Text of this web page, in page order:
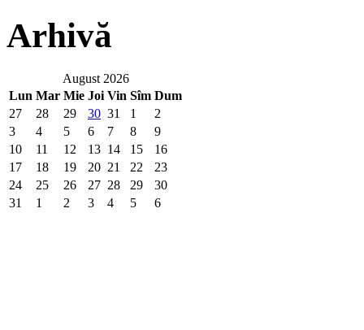
Arhivă
August 2026
Lun Mar Mie Joi Vin Sîm Dum
27
28 29 30 31 1
2
3
4 5 6 7 8
9
10
11 12 13 14 15
16
17
18 19 20 21 22
23
24
25 26 27 28 29
30
31
1 2 3 4 5 6